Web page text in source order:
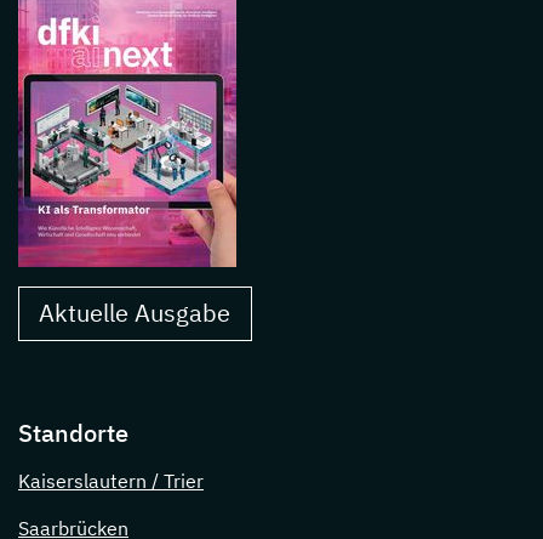
Aktuelle Ausgabe
Standorte
Kaiserslautern / Trier
Saarbrücken